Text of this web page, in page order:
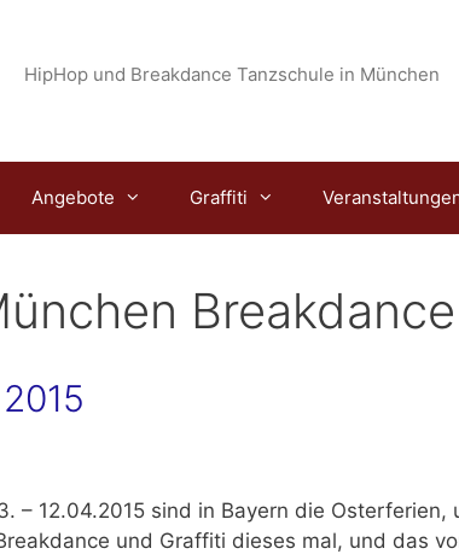
HipHop und Breakdance Tanzschule in München
Angebote Graffiti
– 12.04.2015sind in Bayern die Osterferien,
und Graffiti dieses mal, und das